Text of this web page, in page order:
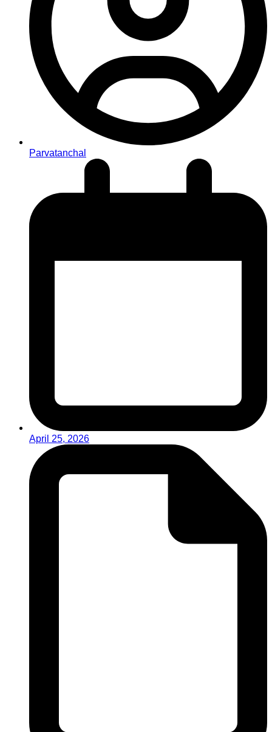
Parvatanchal
April 25, 2026